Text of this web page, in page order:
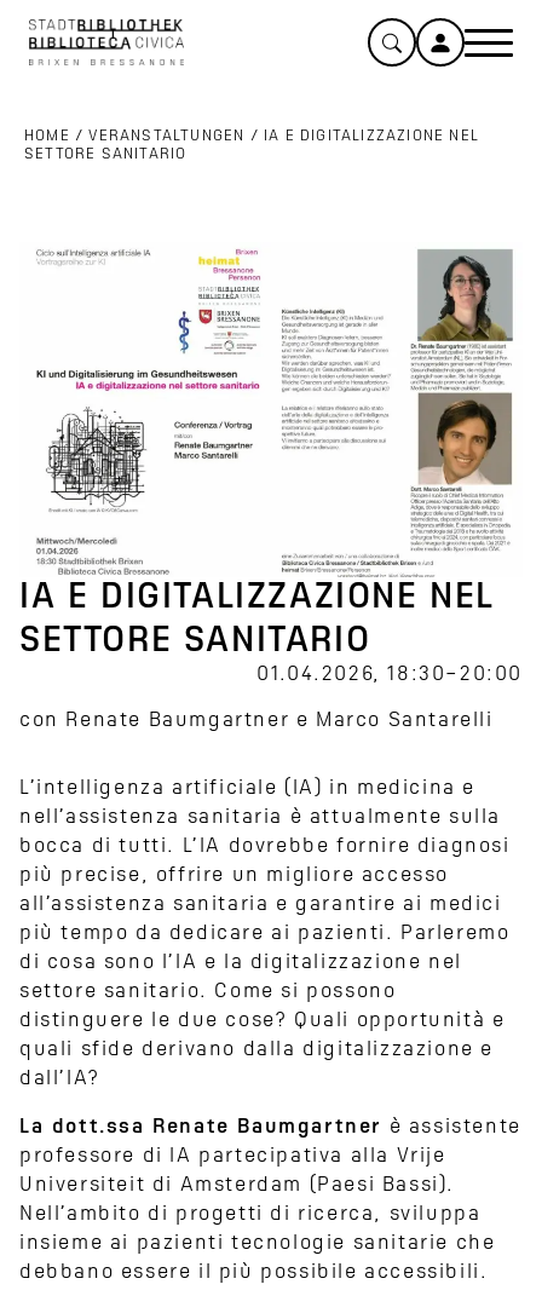
HOME /VERANSTALTUNGEN /
IA E DIGITALIZZAZIONE NEL
SETTORE SANITARIO
IA E DIGITALIZZAZIONE NEL
SETTORE SANITARIO
01.04.2026, 18:30–20:00
con Renate Baumgartner e Marco Santarelli
L’intelligenza artificiale (IA) in medicina e
nell’assistenza sanitaria è attualmente sulla
bocca di tutti. L’IA dovrebbe fornire diagnosi
più precise, offrire un migliore accesso
all’assistenza sanitaria e garantire ai medici
più tempo da dedicare ai pazienti. Parleremo
di cosa sono l’IA e la digitalizzazione nel
settore sanitario. Come si possono
distinguere le due cose? Quali opportunità e
quali sfide derivano dalla digitalizzazione e
dall’IA?
La dott.ssa Renate Baumgartner
è assistente
professore di IA partecipativa alla Vrije
Universiteit di Amsterdam (Paesi Bassi).
Nell’ambito di progetti di ricerca, sviluppa
insieme ai pazienti tecnologie sanitarie che
debbano essere il più possibile accessibili.